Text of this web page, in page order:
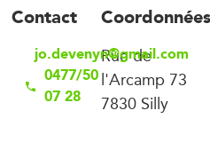
Contact
jo.devenyn@gmail.com
0477/50
07 28
Coordonnées
Rue de
l'Arcamp 73
7830 Silly